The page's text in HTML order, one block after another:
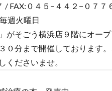
/ FAX:０４５−４４２−０７７
週火曜日
がそごう横浜店９階にオープ
０分まで開催しております
くださいませ。